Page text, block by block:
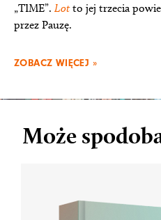
„TIME”. Lotto jej trzecia
przez Pauzę.
ZOBACZ WIĘCEJ »
Może